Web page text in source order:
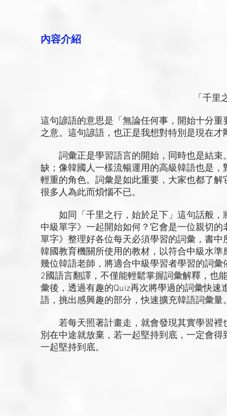
內容介紹
「千里之
這句諺語的意思是「無論任何事，開始十分
之意。這句諺語，也正是我想對特別是現在
詞彙正是學習語言的開始，同時也是結束
缺；像韓國人一樣流暢運用的高級韓語也是
輕重的角色。詞彙是如此重要，大家也都了
很多人為此而煩惱不已。
如同「千里之行，始於足下」這句話般，
中級單字》一起開始如何？它會是一位親切
單字》整理好各位每天必須學習的詞彙，書
韓國教育機關所使用的教材，以符合中級水
幾位韓語老師，將適合中級學習者學習的詞
2國語言翻譯，不僅能輕鬆掌握詞彙解釋，也
彙後，透過有趣的Quiz再次將學過的詞彙快
語，挑出感興趣的部分，快速擴充韓語詞彙量
若每天照著計畫走，就會發現其實學習裡
別在中途就放棄，若一起堅持到底，一定會
一起堅持到底。